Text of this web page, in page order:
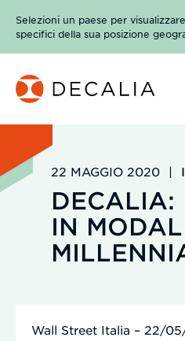
Selezioni un paese per
specifici della sua posizione
22 MAGGIO 2020 |
DECALIA:
IN
Wall Street Italia – 22/